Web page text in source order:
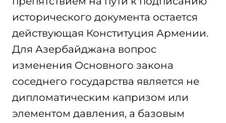
исторического документа остается
действующая Конституция Армении.
Для Азербайджана вопрос
изменения Основного закона
соседнего государства является не
дипломатическим капризом или
элементом давления, а базовым